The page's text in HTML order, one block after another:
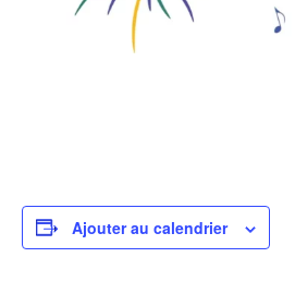
Ajouter au calendrier